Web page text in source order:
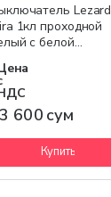
Lezard
1кл проходной
с белой
600 сум
Купить